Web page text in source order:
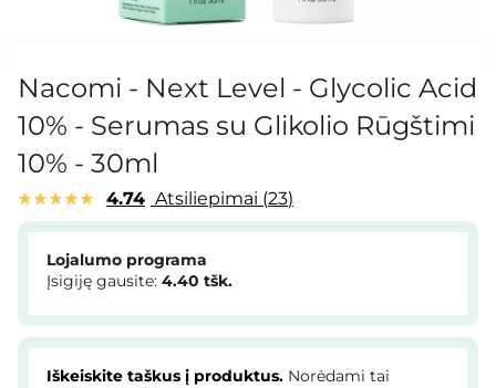
Nacomi - Next Level - Glycolic Acid
10% - Serumas su Glikolio Rūgštimi
10% - 30ml
4.74 Atsiliepimai 23
Lojalumo programa
Įsigiję gausite: 4.40 tšk.
Iškeiskite taškus į produktus. Norėdami tai